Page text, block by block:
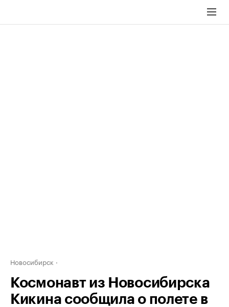
Новосибирск
Космонавт из Новосибирска
Кикина сообщила о полете в